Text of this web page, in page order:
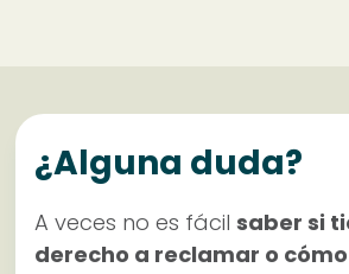
¿Alguna duda?
A veces no es fácilsaber si
derecho a reclamar o